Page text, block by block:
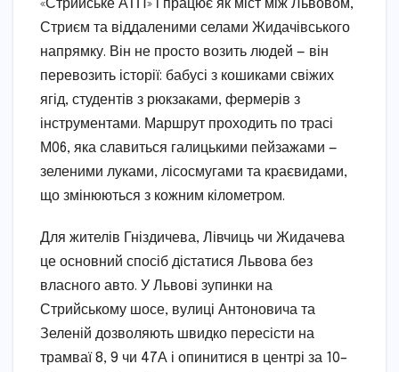
«Стрийське АТП» і працює як міст між Львовом,
Стриєм та віддаленими селами Жидачівського
напрямку. Він не просто возить людей — він
перевозить історії: бабусі з кошиками свіжих
ягід, студентів з рюкзаками, фермерів з
інструментами. Маршрут проходить по трасі
М06, яка славиться галицькими пейзажами —
зеленими луками, лісосмугами та краєвидами,
що змінюються з кожним кілометром.
Для жителів Гніздичева, Лівчиць чи Жидачева
це основний спосіб дістатися Львова без
власного авто. У Львові зупинки на
Стрийському шосе, вулиці Антоновича та
Зеленій дозволяють швидко пересісти на
трамваї 8, 9 чи 47А і опинитися в центрі за 10–